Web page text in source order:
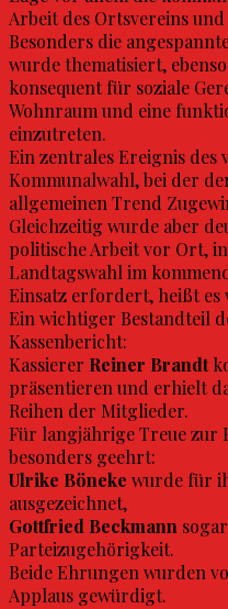
Arbeit des Ortsvereins
Besonders die
wurde thematisiert,
konsequent für soziale
Wohnraum und eine
einzutreten.
Ein zentrales Ereignis des
Kommunalwahl, bei der
allgemeinen Trend
Gleichzeitig wurde aber
politische Arbeit vor Ort,
Landtagswahl im
Einsatz erfordert, heißt es
Ein wichtiger Bestandteil
Kassenbericht:
Kassierer Reiner Brandt
präsentieren und erhielt
Reihen der Mitglieder.
Für langjährige Treue zur
besonders geehrt:
Ulrike Böneke wurde für
ausgezeichnet,
Gottfried Beckmann
Parteizugehörigkeit.
Beide Ehrungen wurden
Applaus gewürdigt.